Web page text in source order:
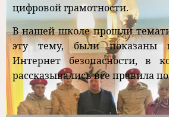
цифровой грамотности.
В нашей школе прошли
эту тему, были показаны
Интернет безопасности, в
рассказывались все правила